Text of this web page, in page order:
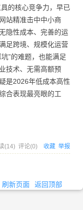
的核心竞争力，早已
站精准击中中小商
隐性成本、完善的运
足跨境、规模化运营
”的难题，也能满足
技术、无需高额预
是2026年低成本高性
合表现最亮眼的工
(14) 评论(0) 收藏 举报
刷新页面 返回顶部